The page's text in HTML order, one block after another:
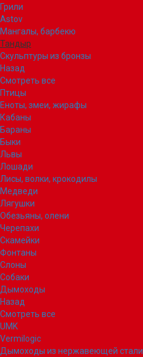
Грили
Astov
Мангалы, барбекю
Тандыр
Скульптуры из бронзы
Назад
Смотреть все
Птицы
Еноты, змеи, жирафы
Кабаны
Бараны
Быки
Львы
Лошади
Лисы, волки, крокодилы
Медведи
Лягушки
Обезьяны, олени
Черепахи
Скамейки
Фонтаны
Слоны
Собаки
Дымоходы
Назад
Смотреть все
UMK
Vermilogic
Дымоходы из нержавеющей стали